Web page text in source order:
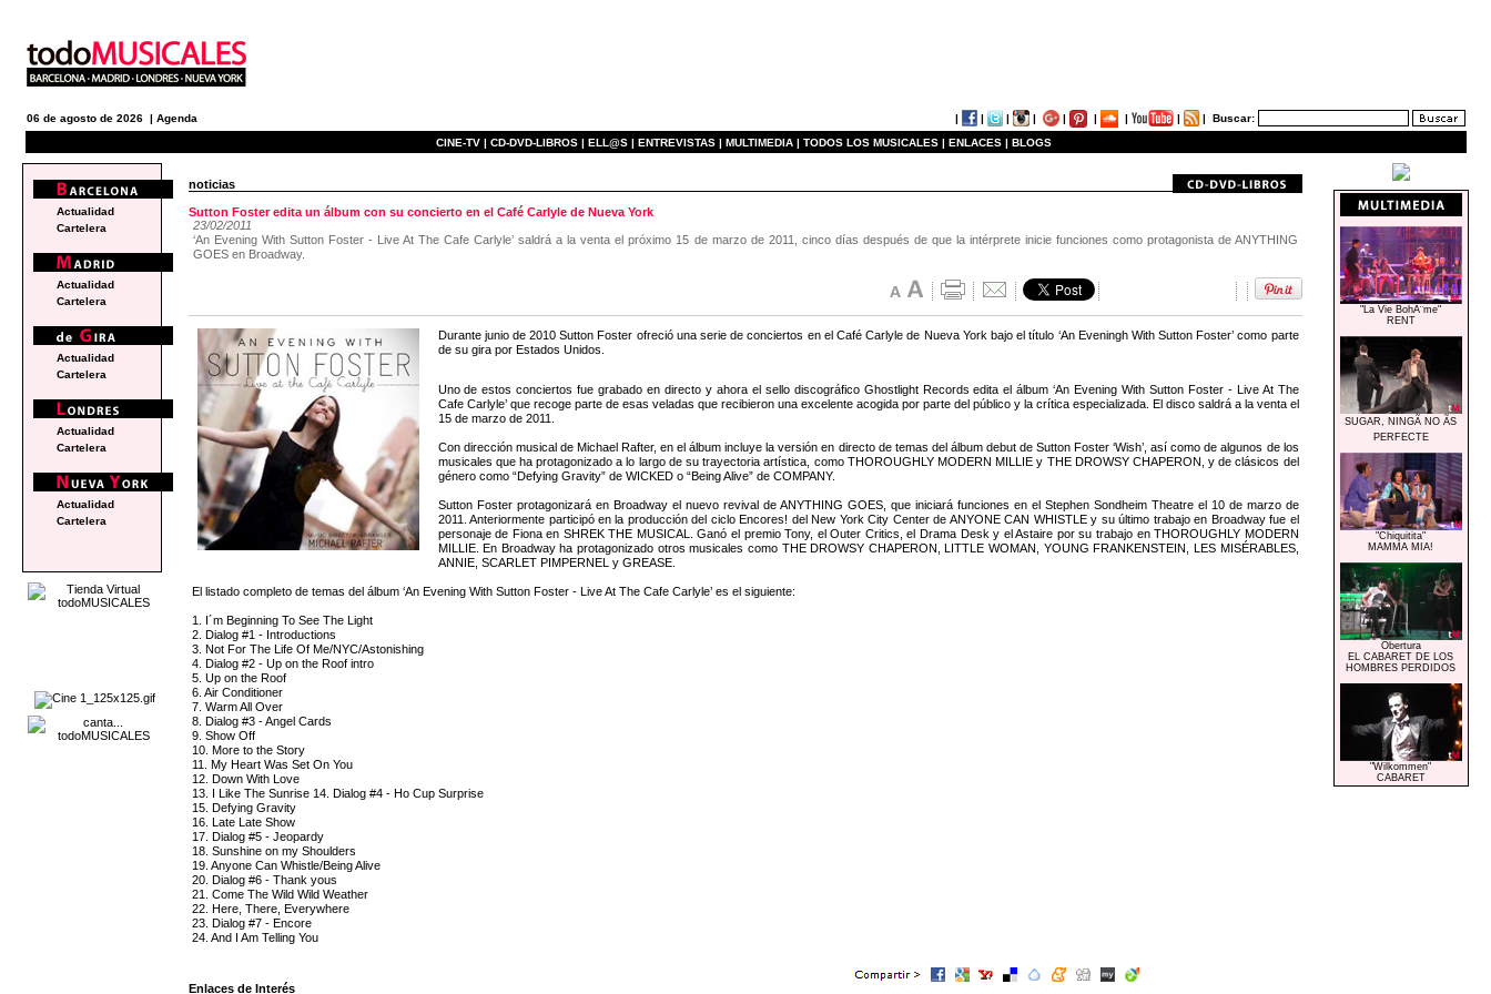
06 de agosto de 2026 | Agenda | | | | | | | | | Buscar:
CINE-TV | CD-DVD-LIBROS | ELL@S | ENTREVISTAS | MULTIMEDIA | TODOS LOS MUSICALES | ENLACES | BLOGS
noticias
Sutton Foster edita un álbum con su concierto en el Café Carlyle de Nueva York
23/02/2011
‘An Evening With Sutton Foster - Live At The Cafe Carlyle’ saldrá a la venta el próximo 15 de marzo de 2011, cinco días después de que la intérprete inicie funciones como protagonista de ANYTHING
GOES en Broadway.
Durante junio de 2010 Sutton Foster ofreció una serie de conciertos en el Café Carlyle de Nueva York bajo el título ‘An Eveningh With Sutton Foster’ como parte
de su gira por Estados Unidos.
Uno de estos conciertos fue grabado en directo y ahora el sello discográfico Ghostlight Records edita el álbum ‘An Evening With Sutton Foster - Live At The
Cafe Carlyle’ que recoge parte de esas veladas que recibieron una excelente acogida por parte del público y la crítica especializada. El disco saldrá a la venta el
15 de marzo de 2011.
Con dirección musical de Michael Rafter, en el álbum incluye la versión en directo de temas del álbum debut de Sutton Foster ‘Wish’, así como de algunos de los
musicales que ha protagonizado a lo largo de su trayectoria artística, como THOROUGHLY MODERN MILLIE y THE DROWSY CHAPERON, y de clásicos del
género como “Defying Gravity” de WICKED o “Being Alive” de COMPANY.
Sutton Foster protagonizará en Broadway el nuevo revival de ANYTHING GOES, que iniciará funciones en el Stephen Sondheim Theatre el 10 de marzo de
2011. Anteriormente participó en la producción del ciclo Encores! del New York City Center de ANYONE CAN WHISTLE y su último trabajo en Broadway fue el
personaje de Fiona en SHREK THE MUSICAL. Ganó el premio Tony, el Outer Critics, el Drama Desk y el Astaire por su trabajo en THOROUGHLY MODERN
MILLIE. En Broadway ha protagonizado otros musicales como THE DROWSY CHAPERON, LITTLE WOMAN, YOUNG FRANKENSTEIN, LES MISÉRABLES,
ANNIE, SCARLET PIMPERNEL y GREASE.
El listado completo de temas del álbum ‘An Evening With Sutton Foster - Live At The Cafe Carlyle’ es el siguiente:
1. I´m Beginning To See The Light
2. Dialog #1 - Introductions
3. Not For The Life Of Me/NYC/Astonishing
4. Dialog #2 - Up on the Roof intro
5. Up on the Roof
6. Air Conditioner
7. Warm All Over
8. Dialog #3 - Angel Cards
9. Show Off
10. More to the Story
11. My Heart Was Set On You
12. Down With Love
13. I Like The Sunrise 14. Dialog #4 - Ho Cup Surprise
15. Defying Gravity
16. Late Late Show
17. Dialog #5 - Jeopardy
18. Sunshine on my Shoulders
19. Anyone Can Whistle/Being Alive
20. Dialog #6 - Thank yous
21. Come The Wild Wild Weather
22. Here, There, Everywhere
23. Dialog #7 - Encore
24. And I Am Telling You
Enlaces de Interés
Actualidad
Cartelera
Actualidad
Cartelera
Actualidad
Cartelera
Actualidad
Cartelera
Actualidad
Cartelera
"La Vie BohÃ¨me"
RENT
SUGAR, NINGÃ NO ÃS
PERFECTE
"Chiquitita"
MAMMA MIA!
Obertura
EL CABARET DE LOS
HOMBRES PERDIDOS
"Wilkommen"
CABARET